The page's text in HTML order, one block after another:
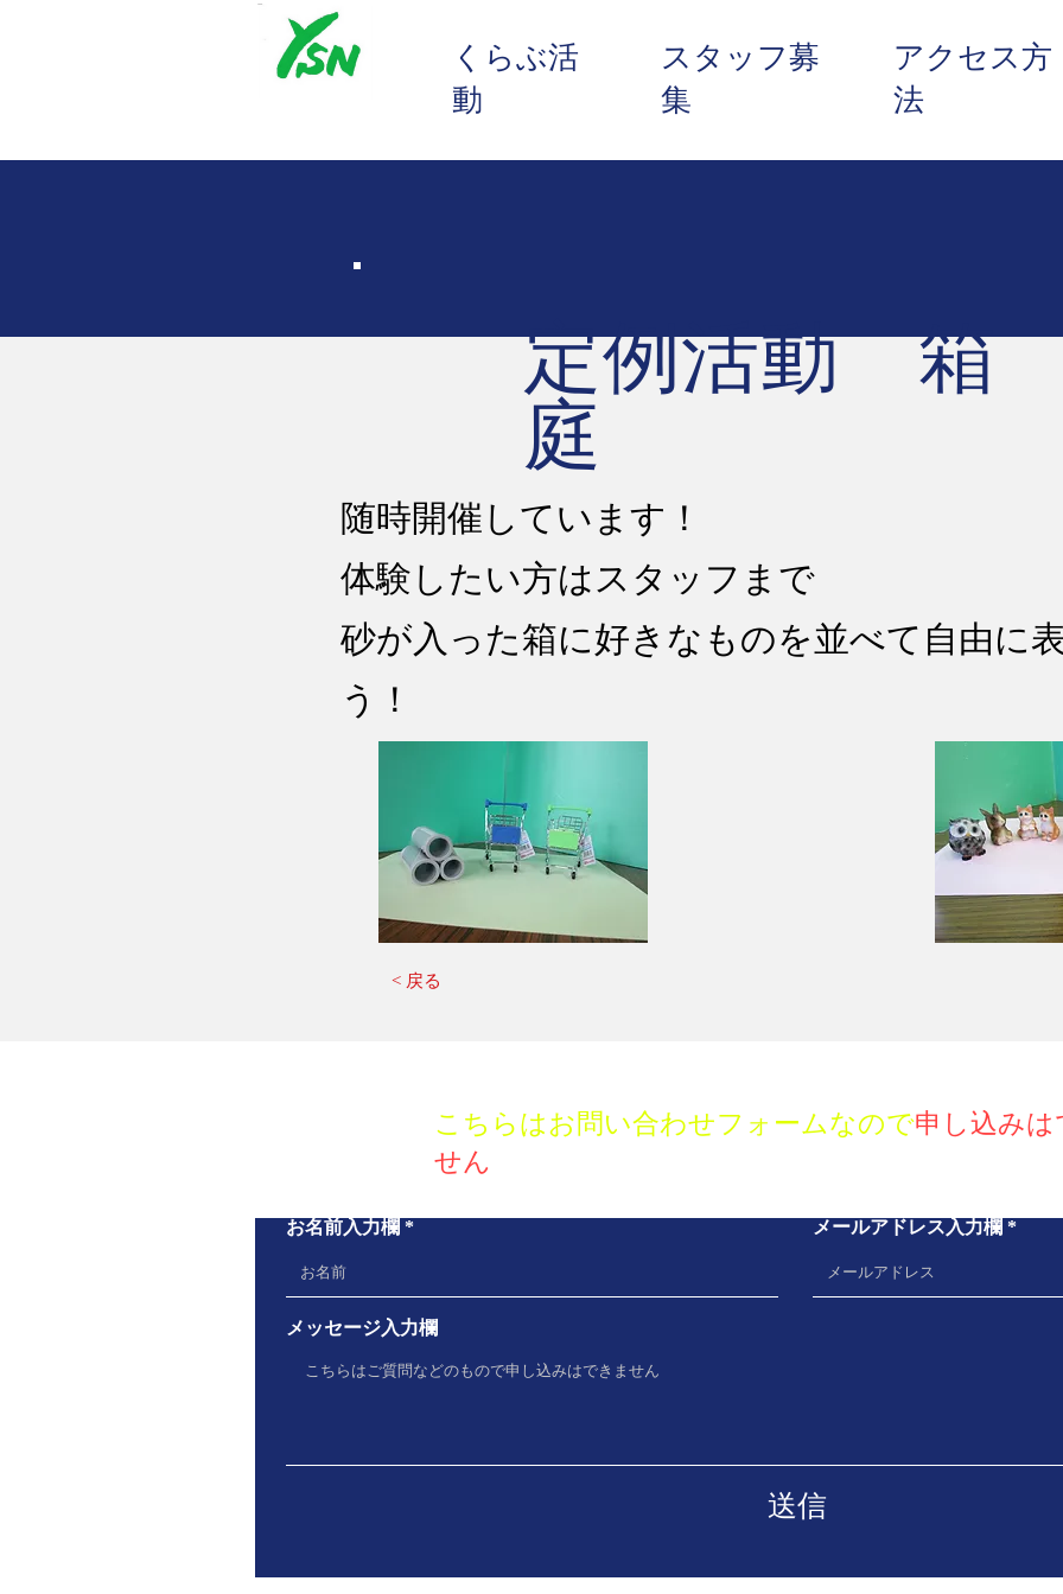
​くらぶ活
動
スタッフ募
集
アクセス方
法
随時開催しています！
体験したい方はスタッフまで
砂が入った箱に好きなものを並べて自由に
う！​
< 戻る
定例活動 箱
庭
こちらはお問い合わせフォームなので申し込み
せん
お名前入力欄 メールアドレス入力欄
メッセージ入力欄
送信